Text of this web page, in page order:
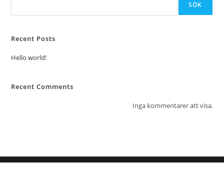
SÖK
Recent Posts
Hello world!
Recent Comments
Inga kommentarer att visa.